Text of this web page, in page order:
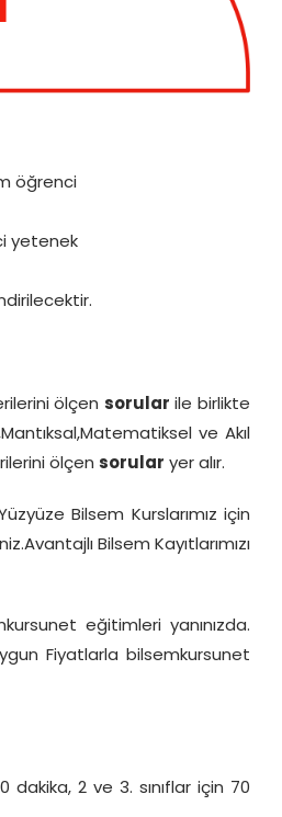
öğrenci
yetenek
ölçen sorular ile birlikte
ve Akıl
ölçen sorular yer alır.
Bilsem Kurslarımız için
Bilsem Kayıtlarımızı
eğitimleri yanınızda.
Fiyatlarla bilsemkursunet
dakika, 2 ve 3. sınıflar için 70